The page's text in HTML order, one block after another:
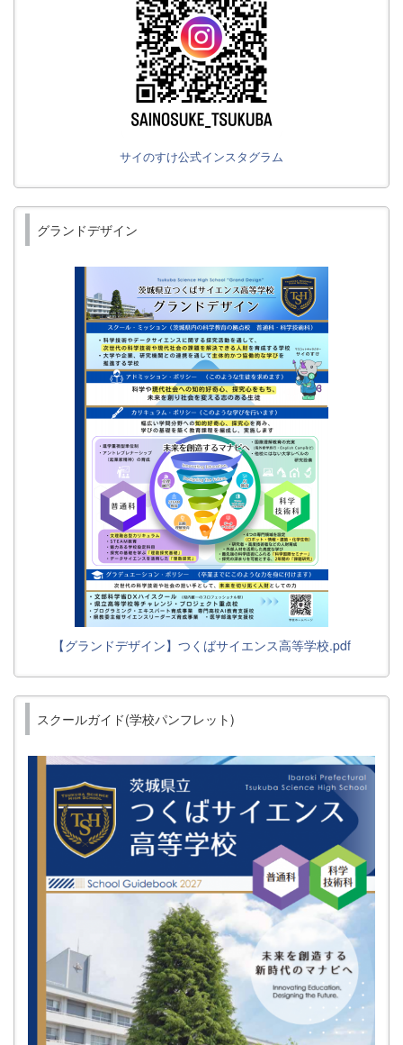
サイのすけ公式インスタグラム
グランドデザイン
【グランドデザイン】つくばサイエンス高等学校.pdf
スクールガイド(学校パンフレット)